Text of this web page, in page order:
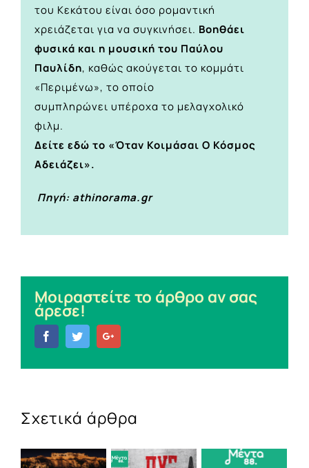
του Κεκάτου είναι όσο ρομαντική
χρειάζεται για να συγκινήσει. Βοηθάει
φυσικά και η μουσική του Παύλου
Παυλίδη, καθώς ακούγεται το κομμάτι
«Περιμένω», το οποίο
συμπληρώνει υπέροχα το μελαγχολικό
φιλμ.
Δείτε εδώ το «Όταν Κοιμάσαι Ο Κόσμος
Αδειάζει».
Πηγή: athinorama.gr
Μοιραστείτε το άρθρο αν σας
άρεσε!
FacebookTwitter
Σχετικά άρθρα